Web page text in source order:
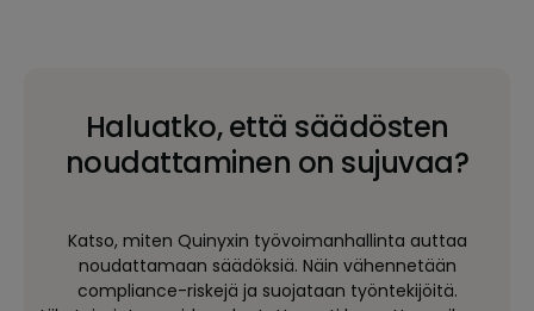
Haluatko, että säädösten
noudattaminen on sujuvaa?
Katso, miten Quinyxin työvoimanhallinta auttaa
noudattamaan säädöksiä. Näin vähennetään
compliance-riskejä ja suojataan työntekijöitä.